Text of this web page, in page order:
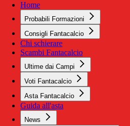
Home
Probabili Formazioni
Consigli Fantacalcio
Chi schierare
Scambi Fantacalcio
Ultime dai Campi
Voti Fantacalcio
Asta Fantacalcio
Guida all'asta
News